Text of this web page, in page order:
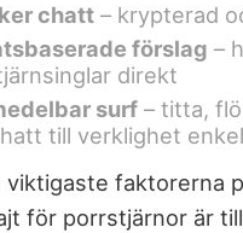
chatt– krypterad
förslag –
direkt
surf– titta,
till verklighet
viktigaste faktorerna
för porrstjärnor är